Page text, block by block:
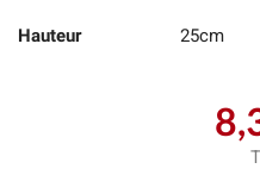
Hauteur 25cm